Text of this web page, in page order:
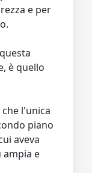
e per
è quello
l'unica
piano
aveva
ampia e